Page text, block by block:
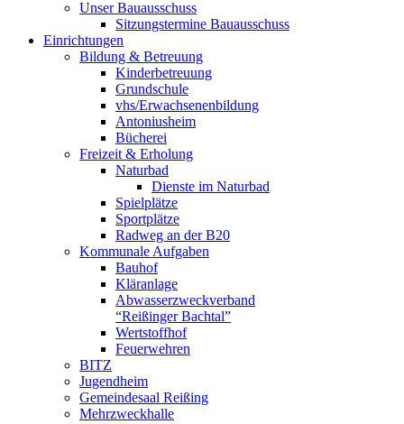
Unser Bauausschuss
Sitzungstermine Bauausschuss
Einrichtungen
Bildung & Betreuung
Kinderbetreuung
Grundschule
vhs/Erwachsenenbildung
Antoniusheim
Bücherei
Freizeit & Erholung
Naturbad
Dienste im Naturbad
Spielplätze
Sportplätze
Radweg an der B20
Kommunale Aufgaben
Bauhof
Kläranlage
Abwasserzweckverband
“Reißinger Bachtal”
Wertstoffhof
Feuerwehren
BITZ
Jugendheim
Gemeindesaal Reißing
Mehrzweckhalle